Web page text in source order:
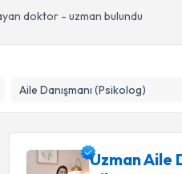
doktor - uzman bulundu
Aile Danışmanı (Psikolog)
Uzman Aile